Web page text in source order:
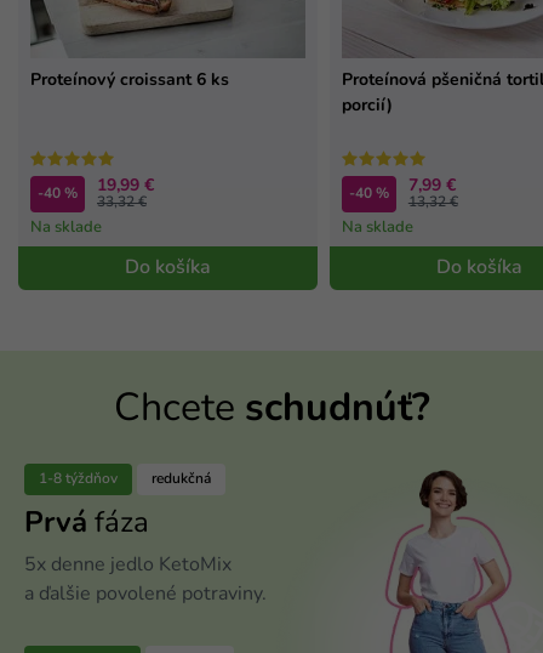
Do košíka
Proteínový croissant 6 ks
-40 % 19,99 €
33,32 €
Na sklade
Do košíka
Proteínová pšeničná
porcií)
-40 % 7,99 €
13,32 €
Na sklade
Chcete schudnúť?
1-8 týždňov redukčná
Prvá fáza
5x denne jedlo KetoMix
a ďalšie povolené potraviny.